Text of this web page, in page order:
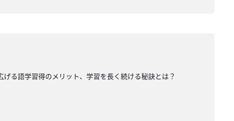
る語学習得のメリット、学習を長く続ける秘訣とは？